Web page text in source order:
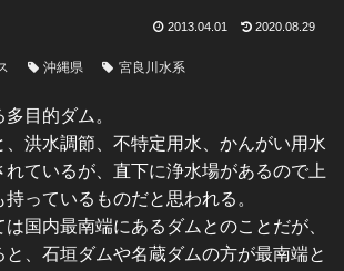
2013.04.01 2020.08.29
沖縄県 宮良川水系
目的ダム。
、洪水調節、不特定用水、かんがい用水
ているが、直下に浄水場があるので上
っているものだと思われる。
国内最南端にあるダムとのことだが、
、石垣ダムや名蔵ダムの方が最南端と